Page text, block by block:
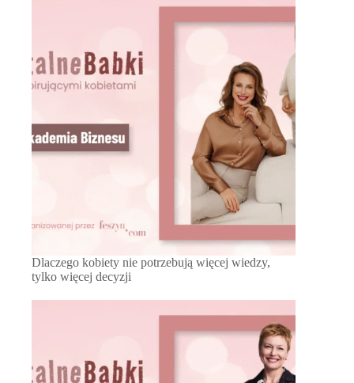
Dlaczego kobiety nie potrzebują więcej wiedzy,
tylko więcej decyzji